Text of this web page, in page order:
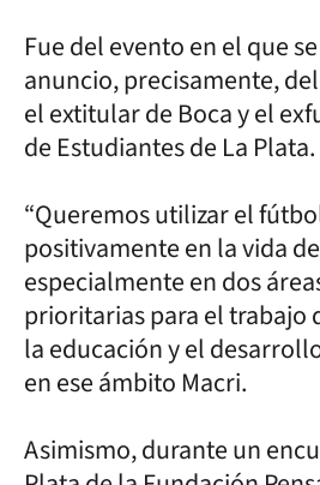
Fue del evento en el que
anuncio, precisamente,
el extitular de Boca y el
de Estudiantes de La Plata.
“Queremos utilizar el
positivamente en la vida
especialmente en dos
prioritarias para el trabajo
la educación y el
en ese ámbito Macri.
Asimismo, durante un